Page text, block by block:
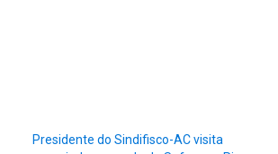
Presidente do Sindifisco-AC visita